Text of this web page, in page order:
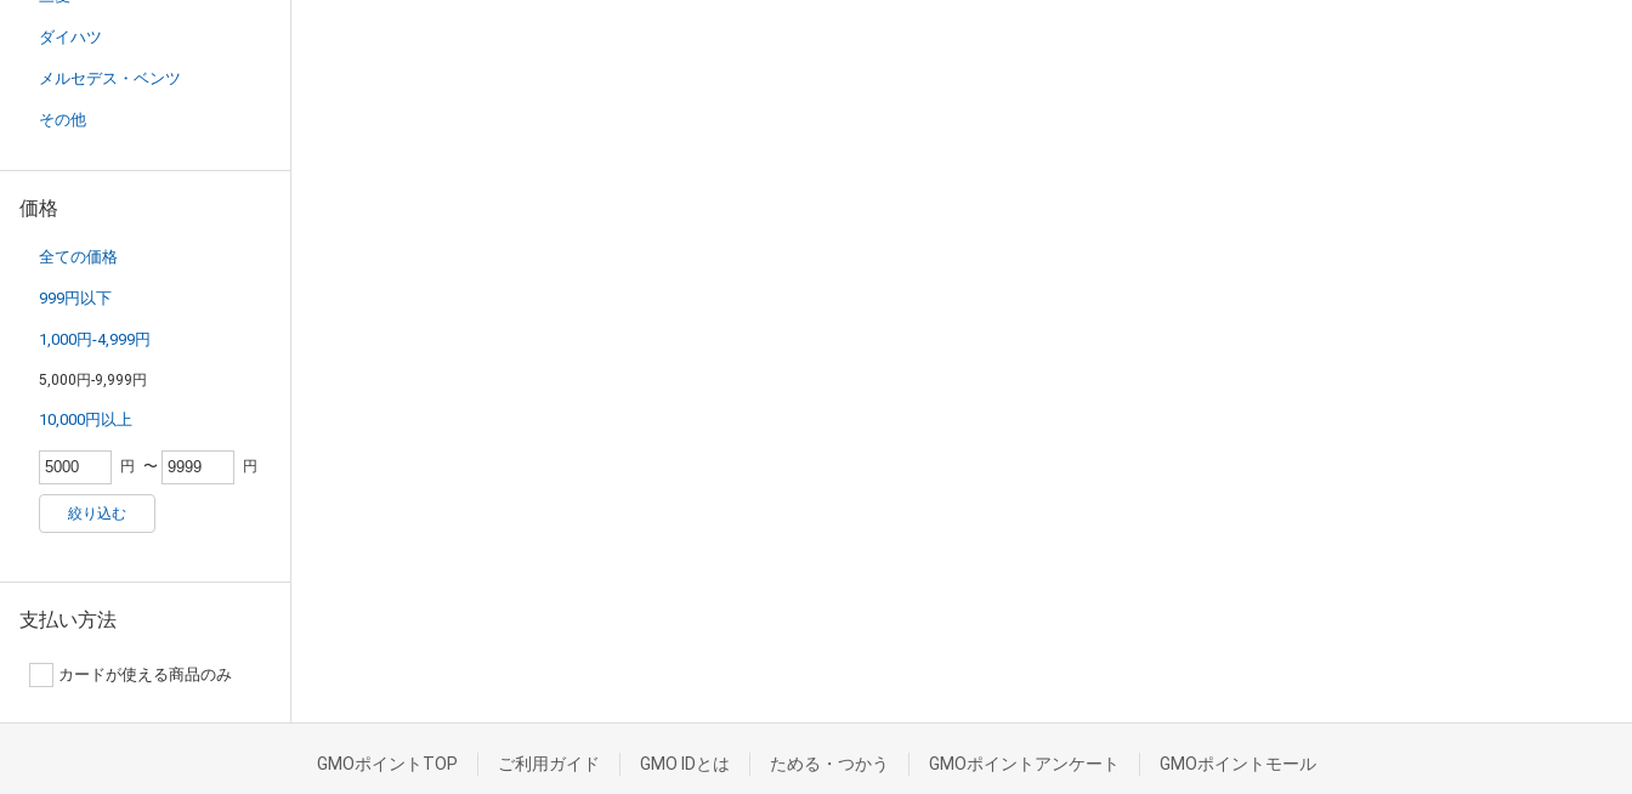
ダイハツ
メルセデス・ベンツ
その他
価格
全ての価格
999円以下
1,000円-4,999円
5,000円-9,999円
10,000円以上
円 〜 円
絞り込む
支払い方法
カードが使える商品のみ
GMOポイントTOP ご利用ガイド GMO IDとは ためる・つかう GMOポイントアンケート GMOポイントモール